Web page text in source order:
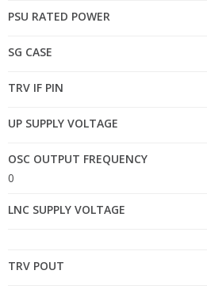
PSU RATED POWER
SG CASE
TRV IF PIN
UP SUPPLY VOLTAGE
OSC OUTPUT FREQUENCY
0
LNC SUPPLY VOLTAGE
TRV POUT